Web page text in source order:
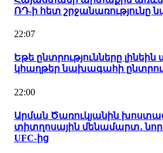
ՌԴ-ի հետ շրջանառությունը
22:07
Եթե ընտրությունները լինեին
կհաղթեր նախագահի
22:00
Արման Ծառուկյանին
տիտղոսային մենամարտ․
UFC-ից